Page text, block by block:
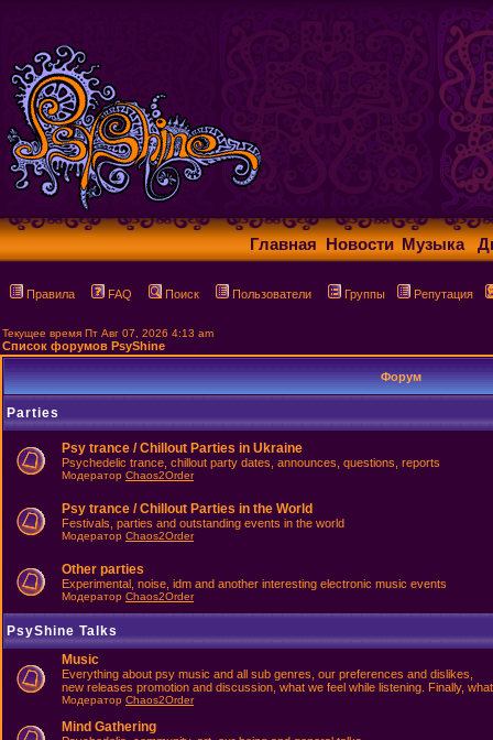
Главная Новости Музыка
Правила FAQ Поиск Пользователи Группы Репутация
Текущее время Пт Авг 07, 2026 4:13 am
Список форумов PsyShine
Форум
Parties
Psy trance / Chillout Parties in Ukraine
Psychedelic trance, chillout party dates, announces, questions, reports
Модератор Chaos2Order
Psy trance / Chillout Parties in the World
Festivals, parties and outstanding events in the world
Модератор Chaos2Order
Other parties
Experimental, noise, idm and another interesting electronic music events
Модератор Chaos2Order
PsyShine Talks
Music
Everything about psy music and all sub genres, our preferences and dislikes,
new releases promotion and discussion, what we feel while listening. Finally,
Модератор Chaos2Order
Mind Gathering